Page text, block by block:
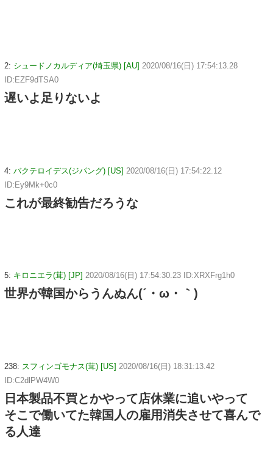
2: シュードノカルディア(埼玉県) [AU] 2020/08/16(日) 17:54:13.28
ID:EZF9dTSA0
遅いよ足りないよ
4: バクテロイデス(ジパング) [US] 2020/08/16(日) 17:54:22.12
ID:Ey9Mk+0c0
これが最終勧告だろうな
5: キロニエラ(茸) [JP] 2020/08/16(日) 17:54:30.23 ID:XRXFrg1h0
世界が韓国からうんぬん(´・ω・｀)
238: スフィンゴモナス(茸) [US] 2020/08/16(日) 18:31:13.42
ID:C2dlPW4W0
日本製品不買とかやって店休業に追いやって
そこで働いてた韓国人の雇用消失させて喜んで
る人達